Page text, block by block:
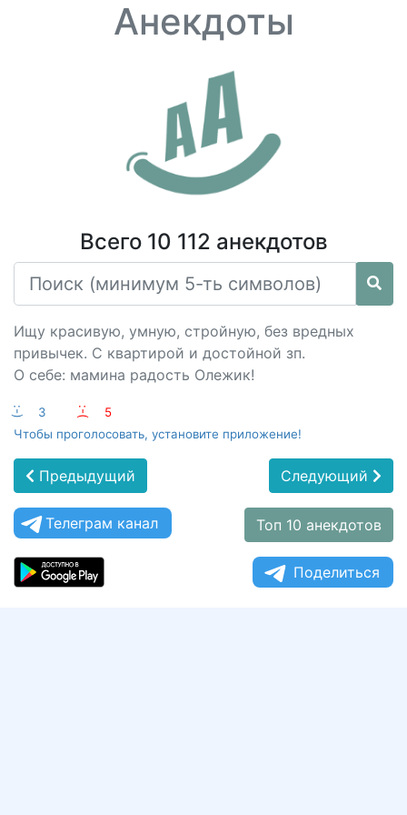
Анекдоты
Всего 10 112 анекдотов
Ищу красивую, умную, стройную, без вредных
привычек. С квартирой и достойной зп.
О себе: мамина радость Олежик!
:-) 3 :-(
5
Чтобы проголосовать, установите приложение!
Предыдущий Следующий
Телеграм канал Топ 10 анекдотов
Поделиться